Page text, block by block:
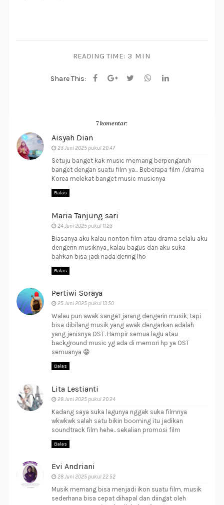
READING TIME: 3 MIN
Share This:
7 komentar:
Aisyah Dian
23 Juni 2025 pukul 20.47
Setuju banget kak music memang berpengaruh
banget dengan suatu film ya... Beberapa film /drama
Korea melekat banget music musicnya
Balas
Maria Tanjung sari
24 Juni 2025 pukul 11.23
Biasanya aku kalau nonton film atau drama selalu aku
dengerin musiknya,, kalau bagus dan aku suka
bahkan bisa jadi nada dering lho
Balas
Pertiwi Soraya
25 Juni 2025 pukul 13.50
Walau pun awak sangat jarang dengerin musik, tapi
bisa dibilang musik yang awak dengarkan adalah
yang jenisnya OST. Hampir semua lagu atau
background music yg ada di memori hp ya OST
semuanya 😁
Balas
Lita Lestianti
28 Juni 2025 pukul 20.24
Kadang saya suka lagunya nggak suka filmnya
wkwkwk salah satu bikin booming itu jadikan
soundtrack film hehe.. sekalian promosi film
Balas
Evi Andriani
28 Juni 2025 pukul 22.52
Musik memang bisa menjadi ikon suatu film, musik
sederhana bisa cepat dihapal dan diingat oleh